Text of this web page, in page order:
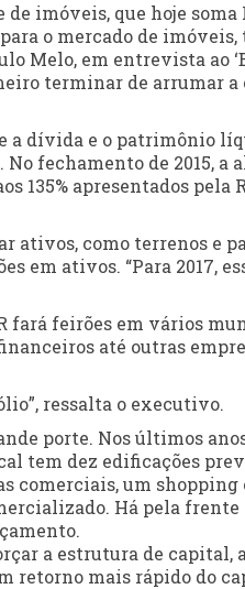
imóveis, que hoje soma
o mercado de imóveis,
Melo, em entrevista ao
terminar de arrumar a
a dívida e o patrimônio
fechamento de 2015, a
135% apresentados pela
ativos, como terrenos e
em ativos. “Para 2017,
fará feirões em vários
até outras
ressalta o executivo.
porte. Nos últimos
tem dez edificações
comerciais, um shopping
Há pela frente
a estrutura de capital,
retorno mais rápido do